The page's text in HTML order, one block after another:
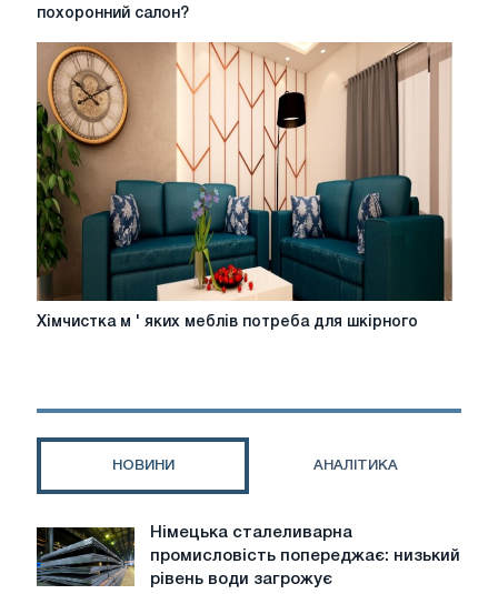
Сінгапурі:
Як
обрати
найкращий
похоронний
салон?
похоронний салон?
Хімчистка
Хімчистка м ' яких меблів потреба для шкірного
НОВИНИ АНАЛІТИКА
Німецька
сталеливарна
промисловість
Німецька сталеливарна
промисловість попереджає: низький
рівень води загрожує